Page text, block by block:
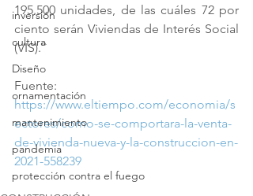
inversión
cultura
Diseño
ornamentación
mantenimiento
pandemia
protección contra el fuego
195.500 unidades, de las cuáles 72 por
ciento serán Viviendas de Interés Social
(VIS).``
Fuente:
https://www.eltiempo.com/economia/s
ectores/como-se-comportara-la-venta-
de-vivienda-nueva-y-la-construccion-en-
2021-558239